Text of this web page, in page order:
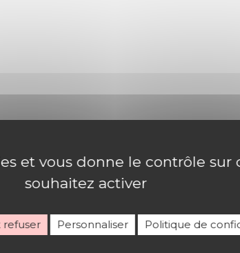
et vous donne le contrôle sur
souhaitez activer
refuser Personnaliser Politique de